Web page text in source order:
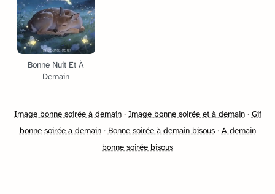
Bonne Nuit Et À
Demain
Image bonne soirée à demain·Image bonne soirée et à demain·Gif
bonne soirée a demain·Bonne soirée à demain bisous·A demain
bonne soirée bisous